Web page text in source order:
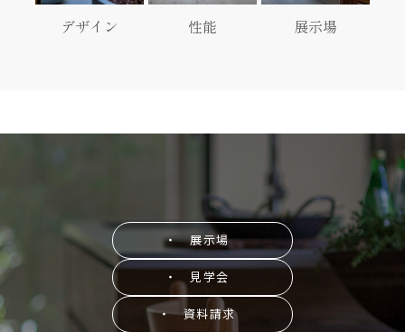
デザイン 性能 展示場
・ 展示場
・ 見学会
・ 資料請求